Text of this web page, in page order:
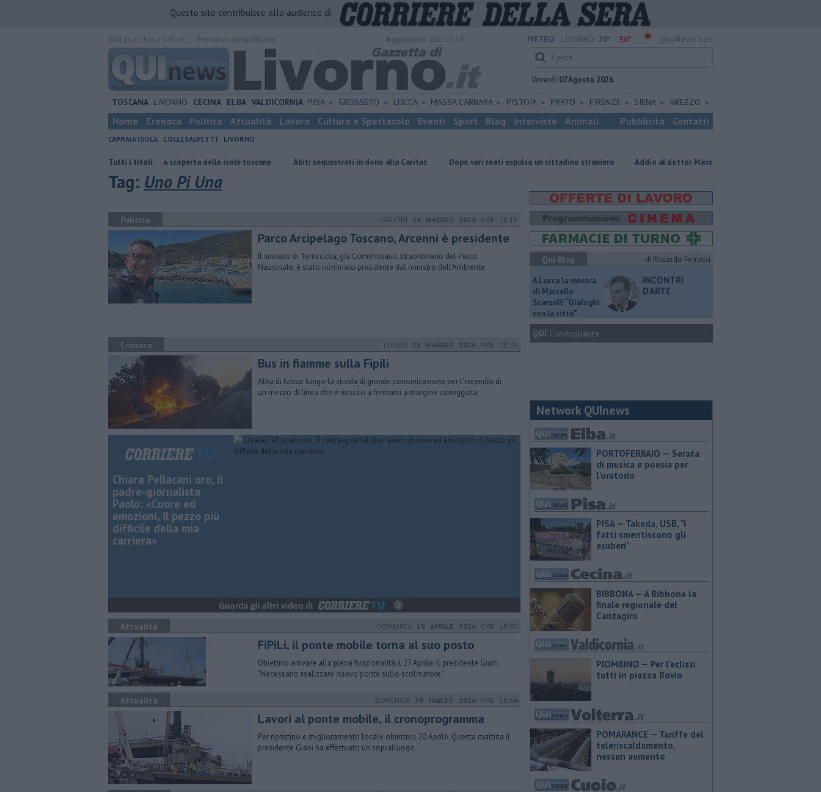
Questo sito contribuisce alla audience di
METEO: 24° 36°
Venerdì 07 Agosto 2026
TOSCANA LIVORNO CECINA ELBA VALDICORNIA PISA GROSSETO LUCCA MASSA CARRARA PISTOIA PRATO FIRENZE SIENA AREZZO
Home Cronaca Politica Attualità Lavoro Cultura e Spettacolo Eventi Sport Blog Interviste Animali Pubblicità Contatti
CAPRAIA ISOLA COLLESALVETTI LIVORNO
Tutti i titoli:
Gara podistica alla scoperta delle isole toscane Abiti sequestrati in dono alla Caritas Dopo vari reati espulso un cittadino straniero Addio al dottor Massimo Campana, il cordoglio
Tag: Uno Pi Una
Politica GIOVEDÌ 28 MAGGIO 2026 ORE 18:15
Parco Arcipelago Toscano, Arcenni è presidente
Il sindaco di Terricciola, già Commissario straordinario del Parco
Nazionale, è stato nominato presidente dal ministro dell'Ambiente
Cronaca LUNEDÌ 25 MAGGIO 2026 ORE 08:35
Bus in fiamme sulla Fipili
Alba di fuoco lungo la strada di grande comunicazione per l'incendio di
un mezzo di linea che è riuscito a fermarsi a margine carreggiata
Chiara Pellacani oro, il
padre-giornalista
Paolo: «Cuore ed
emozioni, il pezzo più
difficile della mia
carriera»
Attualità DOMENICA 19 APRILE 2026 ORE 18:30
FiPiLi, il ponte mobile torna al suo posto
Obiettivo arrivare alla piena funzionalità il 27 Aprile. Il presidente Giani:
"Necessario realizzare nuovo ponte sullo scolmatore"
Attualità DOMENICA 29 MARZO 2026 ORE 18:04
Lavori al ponte mobile, il cronoprogramma
Per ripristino e miglioramento locale obiettivo 20 Aprile. Questa mattina il
presidente Giani ha effettuato un sopralluogo
Qui Blog di Riccardo Ferrucci
A Lucca la mostra
di Marcello
Scarselli “Dialoghi
con la città"
INCONTRI
D'ARTE
QUI Condoglianze
Network QUInews
PORTOFERRAIO — Serata
di musica e poesia per
l'oratorio
PISA — Takeda, USB, "I
fatti smentiscono gli
esuberi"
BIBBONA — A Bibbona la
finale regionale del
Cantagiro
PIOMBINO — Per l'eclissi
tutti in piazza Bovio
POMARANCE — Tariffe del
teleriscaldamento,
nessun aumento